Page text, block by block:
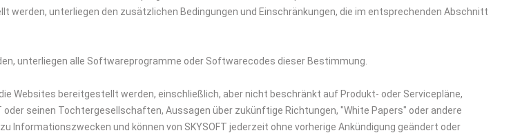
werden, unterliegen den zusätzlichen Bedingungen und Einschränkungen, die im entsprechenden Abschnitt
unterliegen alle Softwareprogramme oder Softwarecodes dieser Bestimmung.
Websites bereitgestellt werden, einschließlich, aber nicht beschränkt auf Produkt- oder Servicepläne,
seinen Tochtergesellschaften, Aussagen über zukünftige Richtungen, "White Papers" oder andere
und können von SKYSOFT jederzeit ohne vorherige Ankündigung geändert oder